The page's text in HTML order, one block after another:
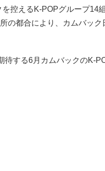
控えるK-POPグループ14
の都合により、カムバック
待する6月カムバックのK-